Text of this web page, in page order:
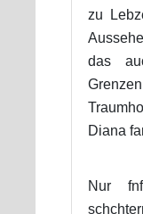
zu
das
Diana
Nur